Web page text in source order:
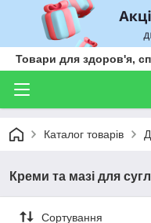
Товари для здоров'я,
Каталог товарів
Креми та мазі для
Сортування